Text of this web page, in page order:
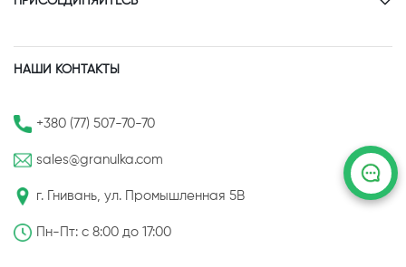
НАШИ КОНТАКТЫ
+380 (77) 507-70-70
sales@granulka.com
г. Гнивань, ул. Промышленная 5В
Пн-Пт: с 8:00 до 17:00